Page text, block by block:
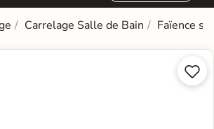
Carrelage Salle de Bain Faïence

